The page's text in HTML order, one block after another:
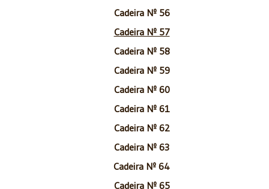
Cadeira Nº 56
Cadeira Nº 57
Cadeira Nº 58
Cadeira Nº 59
Cadeira Nº 60
Cadeira Nº 61
Cadeira Nº 62
Cadeira Nº 63
Cadeira Nº 64
Cadeira Nº 65